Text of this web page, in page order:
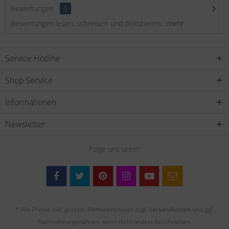
Bewertungen
0
Bewertungen lesen, schreiben und diskutieren... mehr
Service Hotline
Shop Service
Informationen
Newsletter
Folge uns unter:
* Alle Preise inkl. gesetzl. Mehrwertsteuer zzgl. Versandkosten und ggf.
Nachnahmegebühren, wenn nicht anders beschrieben.